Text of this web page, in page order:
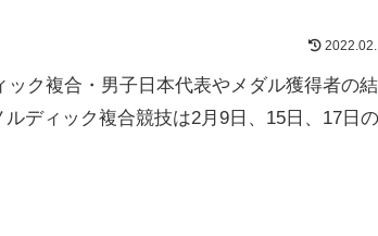
ク複合・男子日本代表やメダル獲得者の
ディック複合競技は2月9日、15日、17日